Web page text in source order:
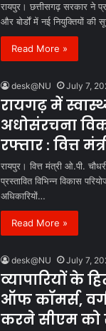
रायपुर। छत्तीसगढ़ सरकार ने
और बोर्डों में नई नियुक्तियों की
Read More »
desk@NU July 7,
रायगढ़ में
अधोसंरचना
रफ्तार : वित्त
रायपुर। वित्त मंत्री ओ.पी.
प्रस्तावित विभिन्न विकास
अधिकारियों…
Read More »
desk@NU July 7,
व्यापारियों के
ऑफ कॉमर्स,
करने सीएम को